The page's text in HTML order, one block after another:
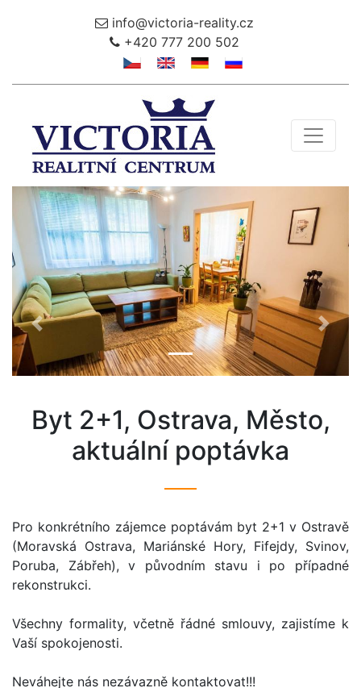
info@victoria-reality.cz
+420 777 200 502
Toggle
Předchozí Další
byt 2+1, Ostrava, Město,
aktuální poptávka
Pro konkrétního zájemce poptávám byt 2+1 v Ostravě
(Moravská Ostrava, Mariánské Hory, Fifejdy, Svinov,
Poruba, Zábřeh), v původním stavu i po případné
rekonstrukci.
Všechny formality, včetně řádné smlouvy, zajistíme k
Vaší spokojenosti.
Neváhejte nás nezávazně kontaktovat!!!